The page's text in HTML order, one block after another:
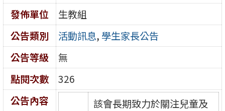
發佈單位
生教組
公告類別
活動訊息, 學生家長公告
公告等級
無
點閱次數
326
公告內容
該會長期致力於關注兒童及